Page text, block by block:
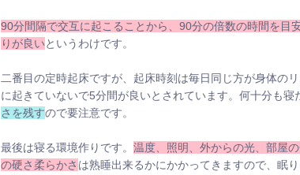
90分間隔で交互に起こることから、90分の倍数の時間を目
りが良いというわけです。
二番目の定時起床ですが、起床時刻は毎日同じ方が身体の
に起きていないで5分間が良いとされています。何十分も寝
さを残すので要注意です。
最後は寝る環境作りです。 温度、照明、外からの光、部屋
の硬さ柔らかさ は熟睡出来るかにかかってきますので、眠